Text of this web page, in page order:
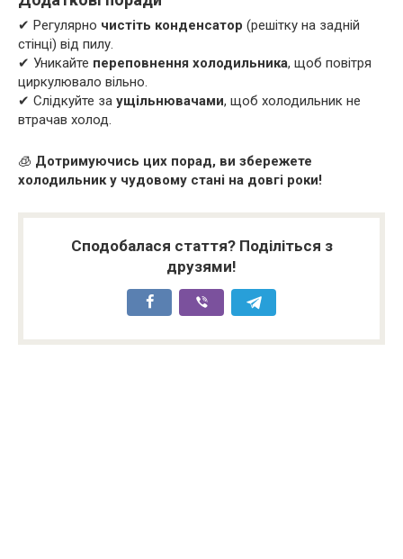
✔ Регулярно чистіть конденсатор (решітку на задній
стінці) від пилу.
✔ Уникайте переповнення холодильника, щоб повітря
циркулювало вільно.
✔ Слідкуйте за ущільнювачами, щоб холодильник не
втрачав холод.
🧊 Дотримуючись цих порад, ви збережете
холодильник у чудовому стані на довгі роки!
Сподобалася стаття? Поділіться з
друзями!